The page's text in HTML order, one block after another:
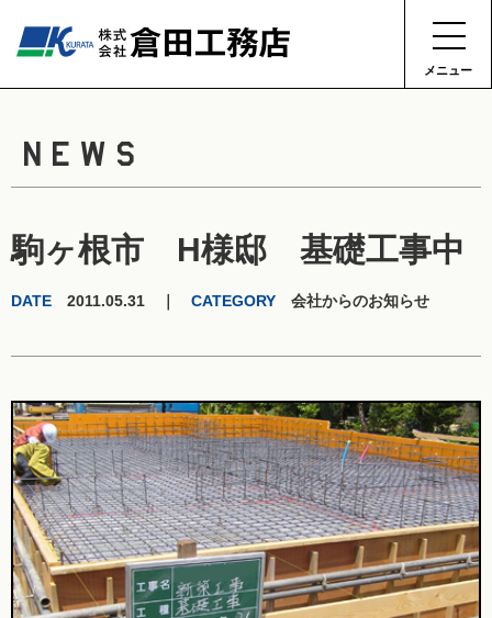
メニュー
NEWS
駒ヶ根市 H様邸 基礎工事中
DATE 2011.05.31 ｜ CATEGORY 会社からのお知らせ